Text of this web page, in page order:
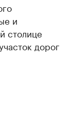
и
столице
дорог